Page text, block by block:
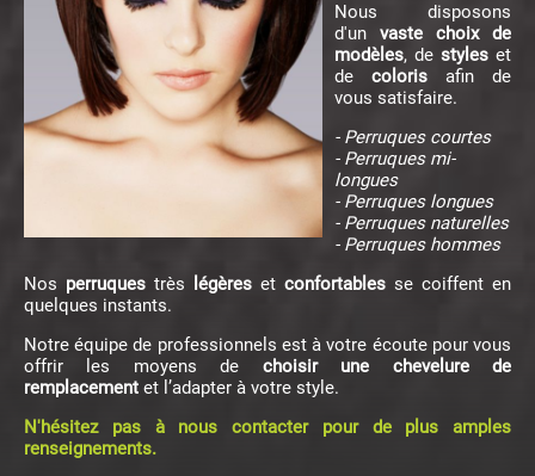
Nous disposons
d'un vaste choix de
modèles, de styles et
de coloris afin de
vous satisfaire.
- Perruques courtes
- Perruques mi-
longues
- Perruques longues
- Perruques naturelles
- Perruques hommes
Nos perruques très légères et confortables se coiffent en
quelques instants.
Notre équipe de professionnels est à votre écoute pour vous
offrir les moyens de choisir une chevelure de
remplacement et l’adapter à votre style.
N'hésitez pas à nous contacter pour de plus amples
renseignements.